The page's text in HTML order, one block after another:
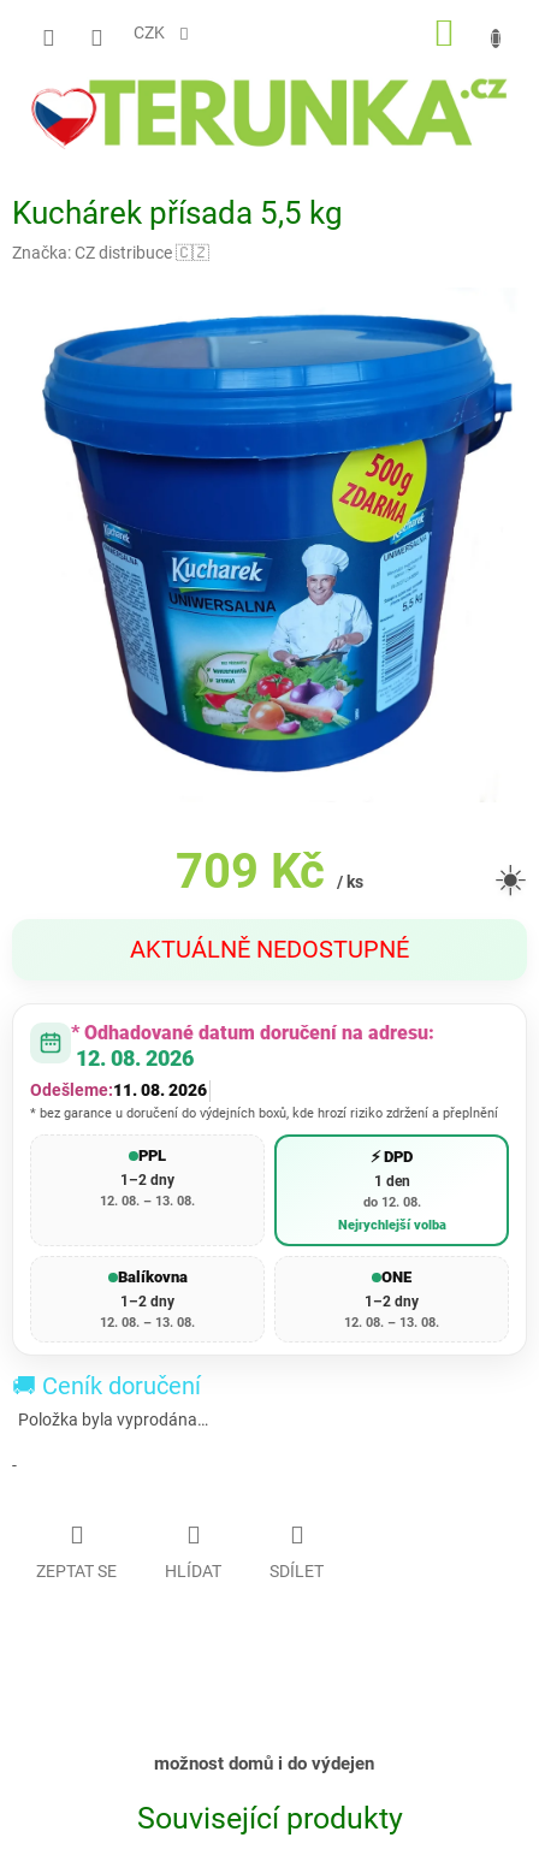
CZK
Kuchárek přísada 5,5 kg
Značka:CZ distribuce 🇨🇿
709 Kč / ks
cena:
AKTUÁLNĚ NEDOSTUPNÉ
☀️
* Odhadované datum doručení na adresu:
12. 08. 2026
Odešleme:11. 08. 2026
* bez garance u doručení do výdejních boxů, kde hrozí riziko zdržení a přeplnění
PPL
1–2 dny
12. 08. – 13. 08.
⚡ DPD
1 den
do 12. 08.
Nejrychlejší volba
Balíkovna
1–2 dny
12. 08. – 13. 08.
ONE
1–2 dny
12. 08. – 13. 08.
🚚 Ceník doručení
Položka byla vyprodána…
-
ZEPTAT SE HLÍDAT SDÍLET
možnost domů i do výdejen
Související produkty